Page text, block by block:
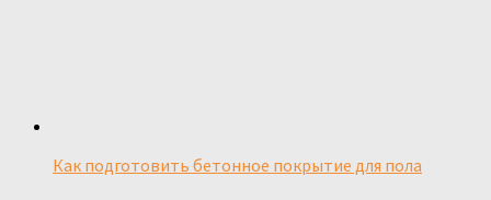
Как подготовить бетонное покрытие для пола